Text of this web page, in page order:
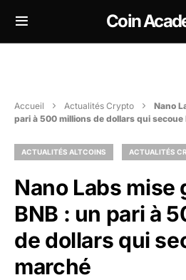
Coin
Accueil Actualités Crypto
Nano
pari à 500 millions de dollars qui secoue
ACTUALITÉS ALTCOINS ACTUALITÉS
Nano Labs mise
BNB : un pari à
de dollars qui
marché